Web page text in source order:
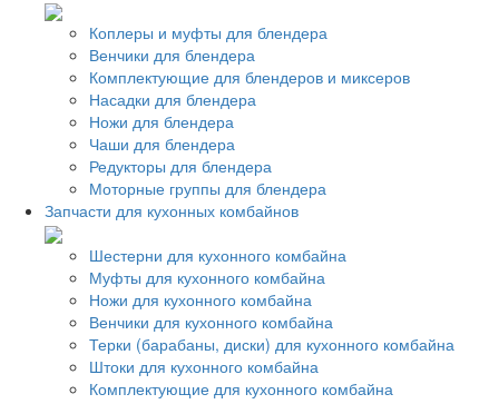
Коплеры и муфты для блендера
Венчики для блендера
Комплектующие для блендеров и миксеров
Насадки для блендера
Ножи для блендера
Чаши для блендера
Редукторы для блендера
Моторные группы для блендера
Запчасти для кухонных комбайнов
Шестерни для кухонного комбайна
Муфты для кухонного комбайна
Ножи для кухонного комбайна
Венчики для кухонного комбайна
Терки (барабаны, диски) для кухонного комбайна
Штоки для кухонного комбайна
Комплектующие для кухонного комбайна